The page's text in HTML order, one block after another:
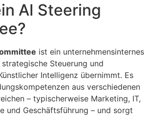
AI Steering
ist ein unternehmensinternes
Steuerung und
Intelligenz übernimmt. Es
aus verschiedenen
– typischerweise Marketing, IT,
und Geschäftsführung – und sorgt